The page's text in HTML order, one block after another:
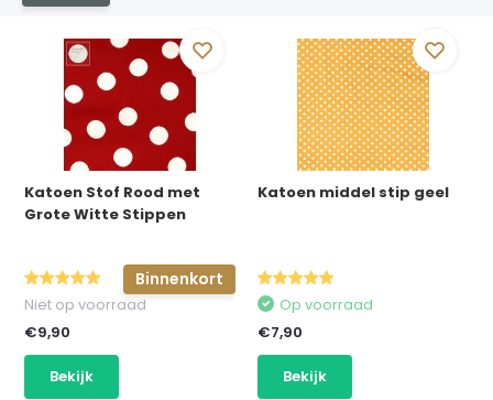
Katoen Stof Rood met
Grote Witte Stippen
Binnenkort
Niet op voorraad
€9,90
Bekijk
Katoen middel stip geel
Op voorraad
€7,90
Bekijk